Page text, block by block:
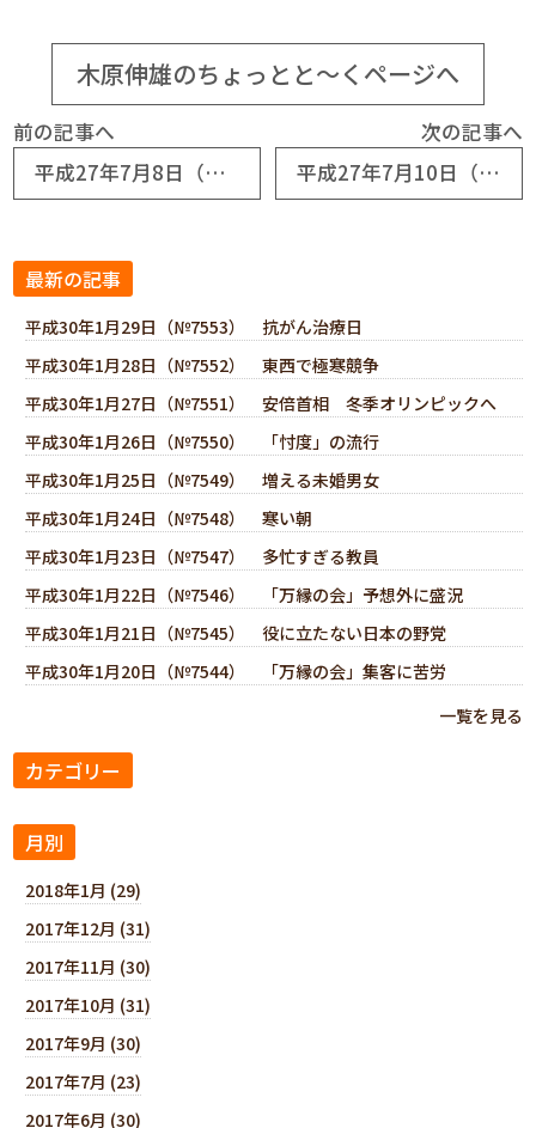
木原伸雄のちょっとと～くページへ
前の記事へ
平成27年7月8日（№6775） お客様は見てくれるか
次の記事へ
平成27年7月10日（№6777） 既存客の価値
最新の記事
平成30年1月29日（№7553） 抗がん治療日
平成30年1月28日（№7552） 東西で極寒競争
平成30年1月27日（№7551） 安倍首相 冬季オリンピックへ
平成30年1月26日（№7550） 「忖度」の流行
平成30年1月25日（№7549） 増える未婚男女
平成30年1月24日（№7548） 寒い朝
平成30年1月23日（№7547） 多忙すぎる教員
平成30年1月22日（№7546） 「万縁の会」予想外に盛況
平成30年1月21日（№7545） 役に立たない日本の野党
平成30年1月20日（№7544） 「万縁の会」集客に苦労
一覧を見る
カテゴリー
月別
2018年1月 (29)
2017年12月 (31)
2017年11月 (30)
2017年10月 (31)
2017年9月 (30)
2017年7月 (23)
2017年6月 (30)